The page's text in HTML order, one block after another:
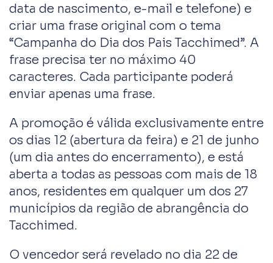
data de nascimento, e-mail e telefone) e
criar uma frase original com o tema
“Campanha do Dia dos Pais Tacchimed”. A
frase precisa ter no máximo 40
caracteres. Cada participante poderá
enviar apenas uma frase.
A promoção é válida exclusivamente entre
os dias 12 (abertura da feira) e 21 de junho
(um dia antes do encerramento), e está
aberta a todas as pessoas com mais de 18
anos, residentes em qualquer um dos 27
municípios da região de abrangência do
Tacchimed.
O vencedor será revelado no dia 22 de